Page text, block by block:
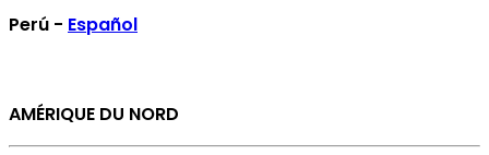
Perú - Español
AMÉRIQUE DU NORD